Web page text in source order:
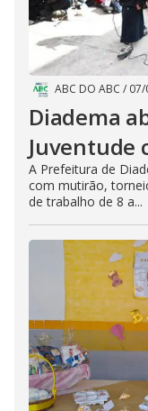
ABC DO ABC /
Diadema
Juventude
A Prefeitura de
com mutirão,
de trabalho de 8 a...